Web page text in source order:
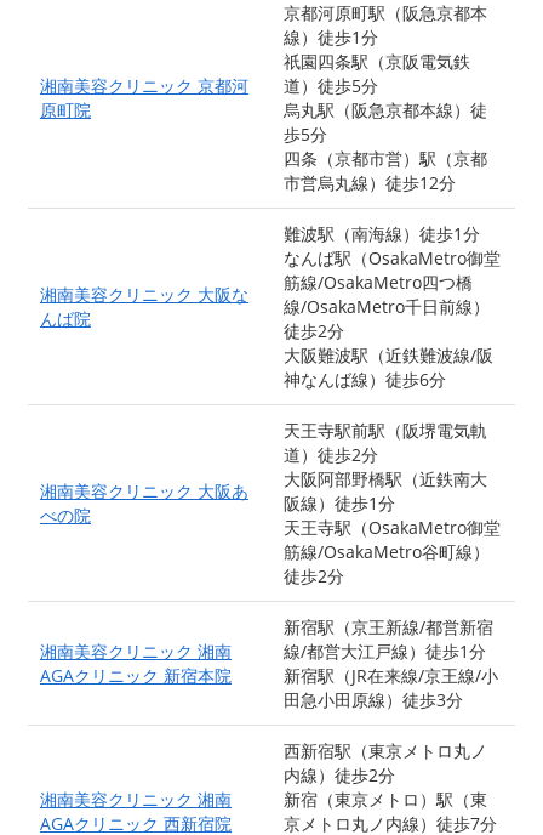
湘南美容クリニック 京都河
原町院
京都河原町駅（阪急京都本
線）徒歩1分
祇園四条駅（京阪電気鉄
道）徒歩5分
烏丸駅（阪急京都本線）徒
歩5分
四条（京都市営）駅（京都
市営烏丸線）徒歩12分
湘南美容クリニック 大阪な
んば院
難波駅（南海線）徒歩1分
なんば駅（OsakaMetro御堂
筋線/OsakaMetro四つ橋
線/OsakaMetro千日前線）
徒歩2分
大阪難波駅（近鉄難波線/阪
神なんば線）徒歩6分
湘南美容クリニック 大阪あ
べの院
天王寺駅前駅（阪堺電気軌
道）徒歩2分
大阪阿部野橋駅（近鉄南大
阪線）徒歩1分
天王寺駅（OsakaMetro御堂
筋線/OsakaMetro谷町線）
徒歩2分
湘南美容クリニック 湘南
AGAクリニック 新宿本院
新宿駅（京王新線/都営新宿
線/都営大江戸線）徒歩1分
新宿駅（JR在来線/京王線/小
田急小田原線）徒歩3分
湘南美容クリニック 湘南
AGAクリニック 西新宿院
西新宿駅（東京メトロ丸ノ
内線）徒歩2分
新宿（東京メトロ）駅（東
京メトロ丸ノ内線）徒歩7分